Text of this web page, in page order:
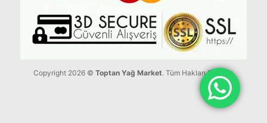
Copyright 2026 © Toptan Yağ Market. Tüm Hakları Saklıdır.